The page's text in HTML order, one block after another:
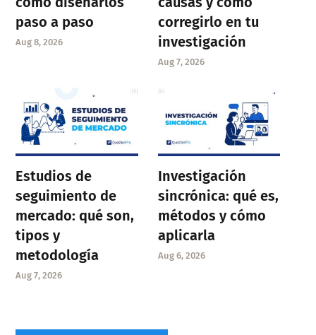
paso a paso
Aug 8, 2026
corregirlo en tu
investigación
Aug 7, 2026
Estudios de
seguimiento de
mercado: qué son,
tipos y
metodología
Aug 7, 2026
Investigación
sincrónica: qué es,
métodos y cómo
aplicarla
Aug 6, 2026